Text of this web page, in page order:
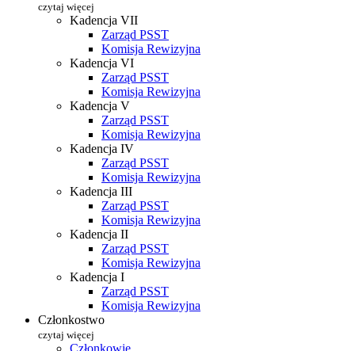
czytaj więcej
Kadencja VII
Zarząd PSST
Komisja Rewizyjna
Kadencja VI
Zarząd PSST
Komisja Rewizyjna
Kadencja V
Zarząd PSST
Komisja Rewizyjna
Kadencja IV
Zarząd PSST
Komisja Rewizyjna
Kadencja III
Zarząd PSST
Komisja Rewizyjna
Kadencja II
Zarząd PSST
Komisja Rewizyjna
Kadencja I
Zarząd PSST
Komisja Rewizyjna
Członkostwo
czytaj więcej
Członkowie